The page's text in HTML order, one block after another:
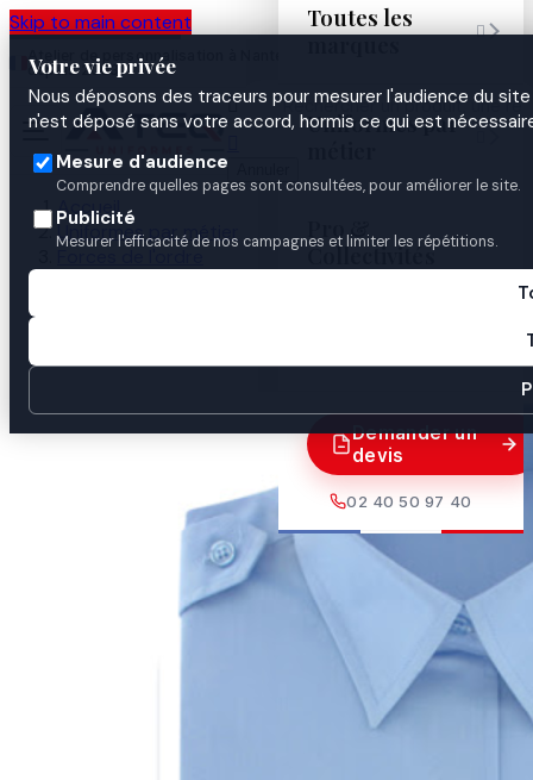
Skip to main content
Votre vie privée
Nous déposons des traceurs pour mesurer l'audience du
n'est déposé sans votre accord, hormis ce qui est
Mesure d'audience
Comprendre quelles pages sont consultées, pour améliorer le site.
Publicité
Mesurer l'efficacité de nos campagnes et limiter les répétitions.
Atelier de personnalisation à Nantes
depuis 2003

Toutes les
marques

Uniformes par
Pro &
Collectivités
Demander un
devis
02 40 50 97 40
Accueil
Uniformes par métier